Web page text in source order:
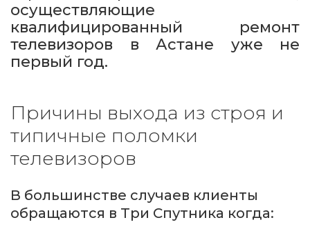
осуществляющие
квалифицированный ремонт
телевизоров в Астане уже не
первый год.
Причины выхода из строя и
типичные поломки
телевизоров
В большинстве случаев клиенты
обращаются в Три Спутника когда: